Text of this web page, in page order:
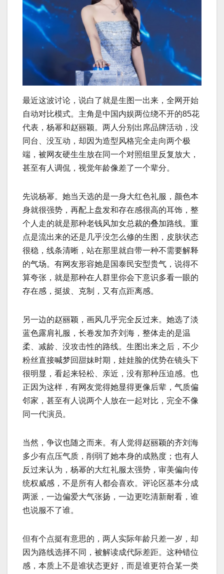
最近这波讨论，说白了就是生图一出来，全网开始
自动对比模式。主角是中国内娱两位绕不开的85花
代表，杨幂和赵丽颖。两人分别出席品牌活动，没
同台、没互动，却因为造型风格完全走向两个极
端，被网友硬生生放在同一个对照组里反复放大，
甚至有人调侃，视觉年龄像差了一个辈分。
先说杨幂。她当天选的是一身大红色礼服，颜色本
身就很强势，再配上盘发和存在感很高的耳饰，整
个人走的就是那种老钱风加女总裁的叠加路线。重
点是流出来的还是几乎没怎么修的生图，皮肤状态
很稳，线条清晰，站在那里就自带一种不需要解释
的气场。有网友形容她是国泰民安型贵气，说得不
算夸张，就是那种在人群里你会下意识多看一眼的
存在感，挺拔、克制，又有点距离感。
另一边的赵丽颖，画风几乎完全反过来。她选了淡
蓝色露肩礼服，长卷发加齐刘海，整体走的是温
柔、减龄、没攻击性的路线。生图出来之后，不少
粉丝直接喊梦回甜妹时期，娃娃脸的优势在镜头下
很明显，看起来轻松、亲近，没有那种压迫感。也
正因为这样，有网友觉得她显得更像后辈，气质偏
邻家，甚至有人说两个人放在一起对比，完全不像
同一代演员。
当然，争议也随之而来。有人觉得赵丽颖的齐刘海
多少有点压气质，削弱了她本身的成熟度；也有人
反过来认为，杨幂的大红礼服太强势，审美偏向传
统权威感，不是所有人都会喜欢。评论区基本分成
两派，一边偏爱大气张扬，一边更吃清新耐看，谁
也说服不了谁。
但有个点挺有意思的，两人实际年龄只差一岁，却
因为路线选择不同，被解读成代际差距。这种错位
感，本质上不是谁状态更好，而是谁更符合某一类